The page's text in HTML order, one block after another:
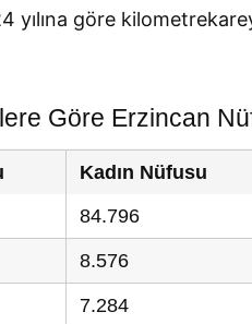
yılına göre
Göre Erzincan
Kadın Nüfusu
84.796
8.576
7.284